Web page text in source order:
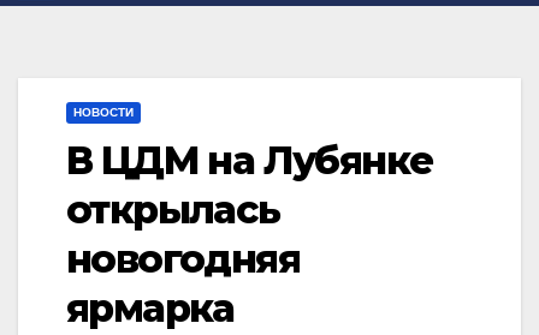
НОВОСТИ
В ЦДМ на Лубянке
открылась
новогодняя
ярмарка